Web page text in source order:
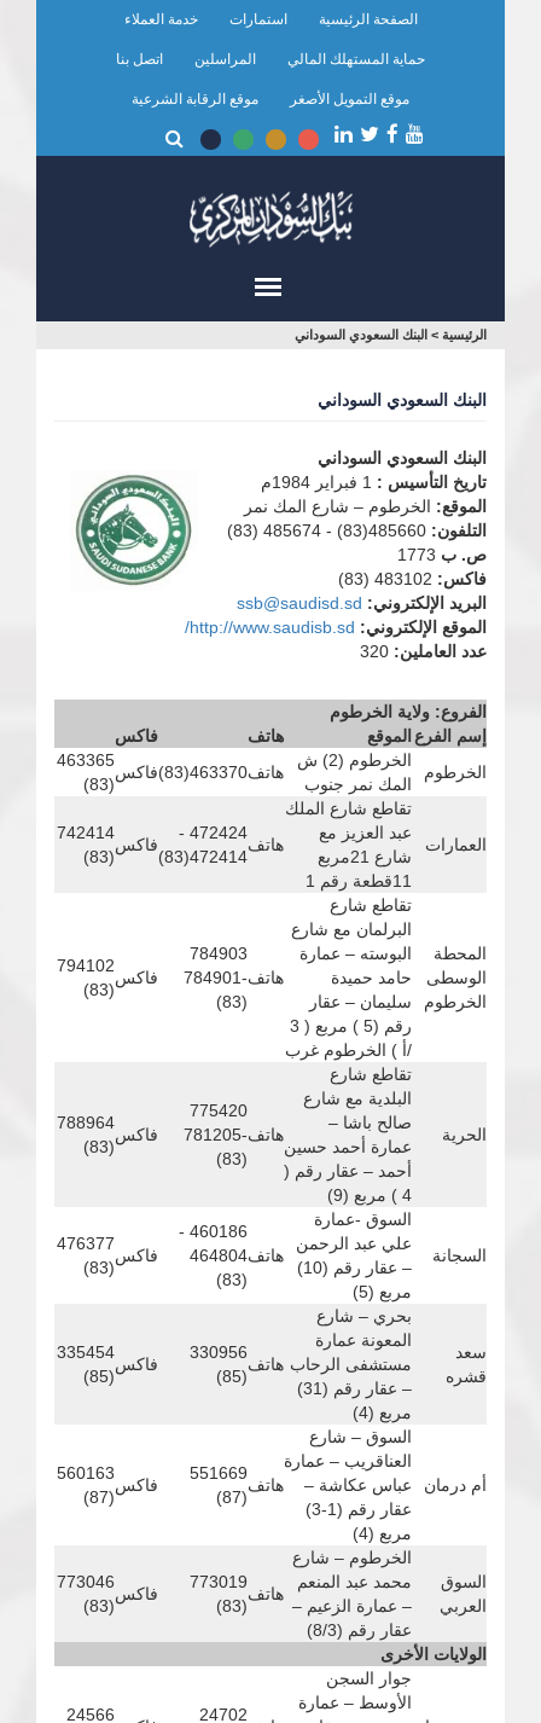
الصفحة الرئيسية استمارات خدمة العملاء
حماية المستهلك المالي المراسلين اتصل بنا
موقع التمويل الأصغر موقع الرقابة الشرعية
أنت
هنا
الرئيسية > البنك السعودي السوداني
البنك السعودي السوداني
البنك السعودي السوداني
تاريخ التأسيس :
الموقع: الخرطوم – شارع المك نمر
التلفون:
ص. ب
فاكس:
البريد الإلكتروني: ssb@saudisd.sd
الموقع الإلكتروني: http://www.saudisb.sd/
عدد العاملين:
الفروع: ولاية الخرطوم
إسم الفرع الموقع هاتف
فاكس
الخرطوم
الخرطوم (2) ش
المك نمر جنوب
هاتف463370(83) فاكس
463365
(83)
العمارات
تقاطع شارع الملك
عبد العزيز مع
شارع 21مربع
11قطعة رقم 1
هاتف
472424 -
472414(83)
فاكس
742414
(83)
المحطة
الوسطى
الخرطوم
تقاطع شارع
البرلمان مع شارع
البوسته – عمارة
حامد حميدة
سليمان – عقار
رقم (5 ) مربع ( 3
/أ ) الخرطوم غرب
هاتف
784903
-784901
(83)
فاكس
794102
(83)
الحرية
تقاطع شارع
البلدية مع شارع
صالح باشا –
عمارة أحمد حسين
أحمد – عقار رقم (
4 ) مربع (9)
هاتف
775420
-781205
(83)
فاكس
788964
(83)
السجانة
السوق -عمارة
علي عبد الرحمن
– عقار رقم (10)
مربع (5)
هاتف
460186 -
464804
(83)
فاكس
476377
(83)
سعد
قشره
بحري – شارع
المعونة عمارة
مستشفى الرحاب
– عقار رقم (31)
مربع (4)
هاتف
330956
(85)
فاكس
335454
(85)
أم درمان
السوق – شارع
العناقريب – عمارة
عباس عكاشة –
عقار رقم (1-3)
مربع (4)
هاتف
551669
(87)
فاكس
560163
(87)
السوق
العربي
الخرطوم – شارع
محمد عبد المنعم
– عمارة الزعيم –
عقار رقم (8/3)
هاتف
773019
(83)
فاكس
773046
(83)
الولايات الأخرى
جوار السجن
الأوسط – عمارة
24702
24566